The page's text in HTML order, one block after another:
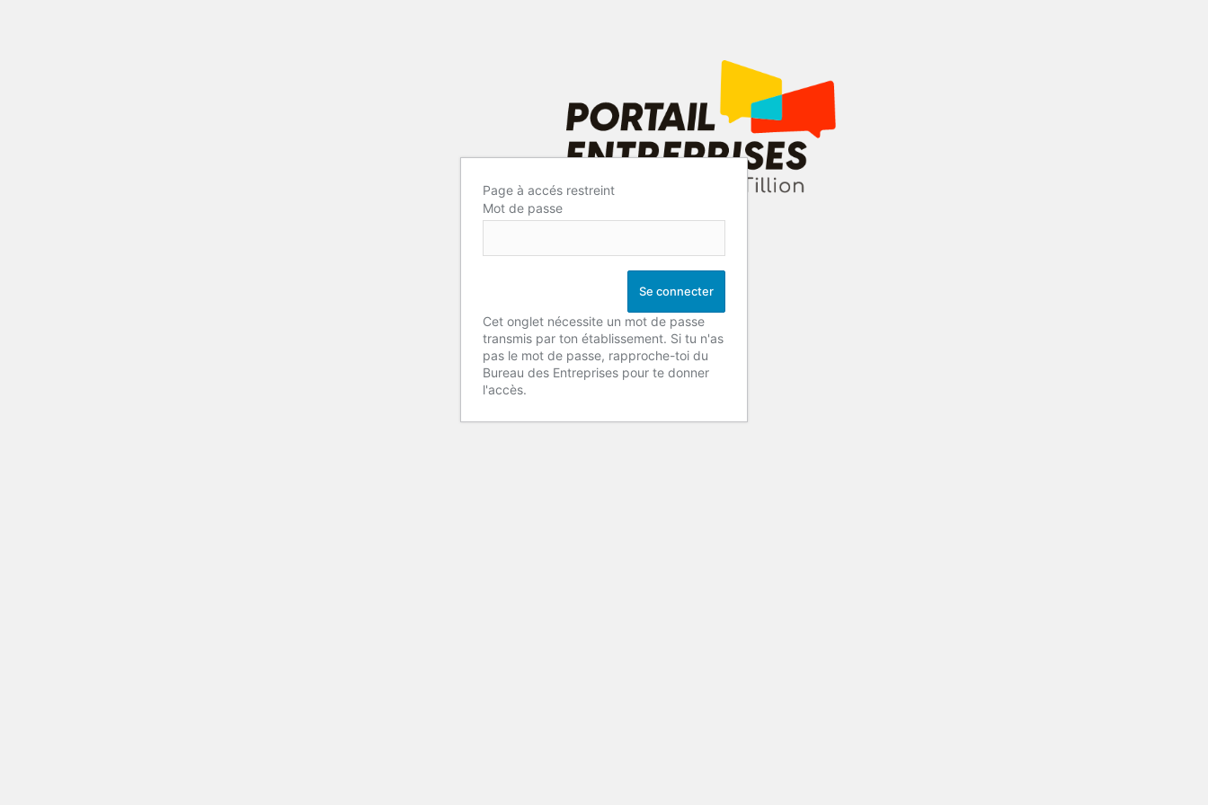
Page à accés restreint
Mot de passe
Cet onglet nécessite un mot de passe
transmis par ton établissement. Si tu n'as
pas le mot de passe, rapproche-toi du
Bureau des Entreprises pour te donner
l'accès.